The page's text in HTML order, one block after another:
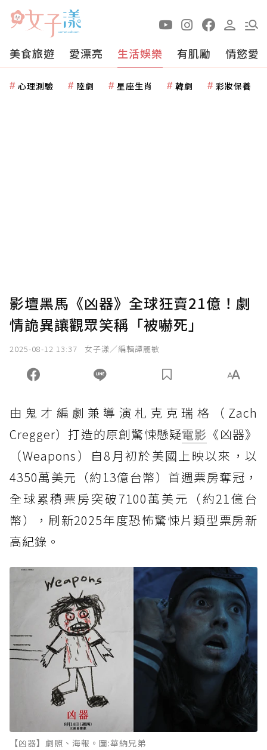
美食旅遊 愛漂亮 生活娛樂 有肌勵 情慾愛
心理測驗 陸劇 星座生肖 韓劇 彩妝保養
影壇黑馬《凶器》全球狂賣21億！劇
情詭異讓觀眾笑稱「被嚇死」
2025-08-12 13:37 女子漾／編輯譚麗敏
由鬼才編劇兼導演札克克瑞格（Zach
Cregger）打造的原創驚悚懸疑電影 《凶器》
（Weapons）自8月初於美國上映以來，以
4350萬美元（約13億台幣）首週票房奪冠，
全球累積票房突破7100萬美元（約21億台
幣），刷新2025年度恐怖驚悚片類型票房新
高紀錄。
【凶器】劇照、海報。圖:華納兄弟